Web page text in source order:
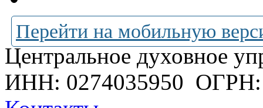
Перейти на мобильную
Центральное духовное
ИНН: 0274035950 ОГРН: